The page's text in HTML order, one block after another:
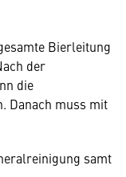
Bierleitung
der
die
Danach muss mit
samt